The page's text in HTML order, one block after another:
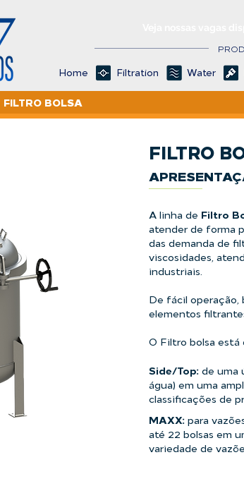
Home Filtration Water
FILTRO BOLSA
FILTRO
A linha de Filtro
atender de forma
das demanda de
viscosidades,
industriais.
De fácil operação,
elementos
O Filtro bolsa está
Side/Top: de uma
água) em uma
classificações de
MAXX: para
até 22 bolsas em
variedade de